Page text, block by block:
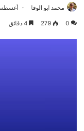
محمد ابو الوفا أغسطس 13,
0
279